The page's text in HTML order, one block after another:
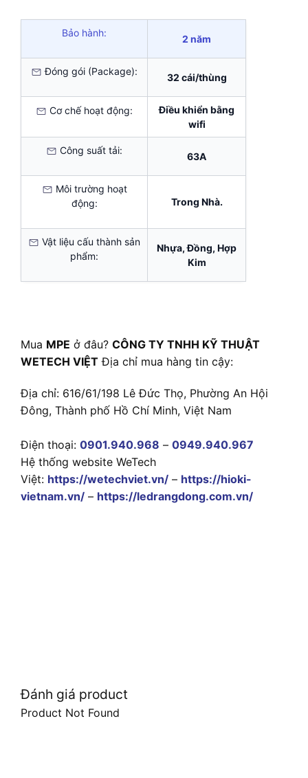
Bảo hành:
2 năm
Đóng gói (Package):
32 cái/thùng
Cơ chế hoạt động:
Điều khiển bằng
wifi
Công suất tải:
63A
Môi trường hoạt
động:
Trong Nhà.
Vật liệu cấu thành sản
phẩm:
Nhựa, Đồng, Hợp
Kim
Mua MPE ở đâu? CÔNG TY TNHH KỸ THUẬT
WETECH VIỆT Địa chỉ mua hàng tin cậy:
Địa chỉ: 616/61/198 Lê Đức Thọ, Phường An Hội
Đông, Thành phố Hồ Chí Minh, Việt Nam
Điện thoại: 0901.940.968 – 0949.940.967
Hệ thống website WeTech
Việt: https://wetechviet.vn/ – https://hioki-
vietnam.vn/ – https://ledrangdong.com.vn/
Đánh giá product
Product Not Found